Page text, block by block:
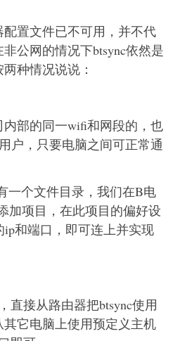
置文件已不可用，并不代
公网的情况下btsync依然是
种情况说说：
部的同一wifi和网段的，也
户，只要电脑之间可正常通
一个文件目录，我们在B电
加项目，在此项目的偏好设
和端口，即可连上并实现
直接从路由器把btsync使用
它电脑上使用预定义主机